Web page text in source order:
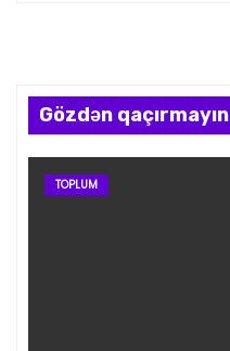
Gözdən qaçırmayın
TOPLUM